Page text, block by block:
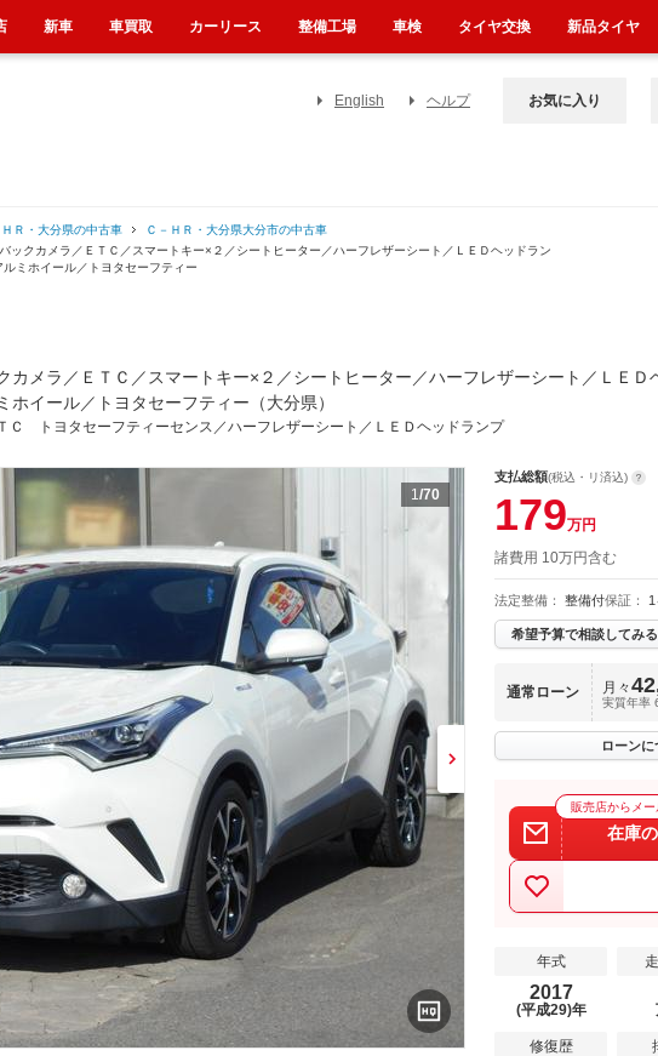
English ヘルプ お気に入り
Ｒ・大分県の中古車
Ｃ－ＨＲ・大分県大分市の中古車
クカメラ／ＥＴＣ／スマートキー×２／シートヒーター／ハーフレザーシート／ＬＥＤヘッドラン
ミホイール／トヨタセーフティー
メラ／ＥＴＣ／スマートキー×２／シートヒーター／ハーフレザーシート／ＬＥＤ
イール／トヨタセーフティー（大分県）
Ｃ トヨタセーフティーセンス／ハーフレザーシート／ＬＥＤヘッドランプ
1/70
支払総額(税込・リ済込)
179万円
諸費用 10万円含む
法定整備： 整備付保証：
希望予算で相談してみる
通常ローン 月々
実質年率
ローン
販売店からメー
在庫
年式
2017
(平成29)年
修復歴
新車 車買取 カーリース 整備工場 車検 タイヤ交換 新品タイヤ